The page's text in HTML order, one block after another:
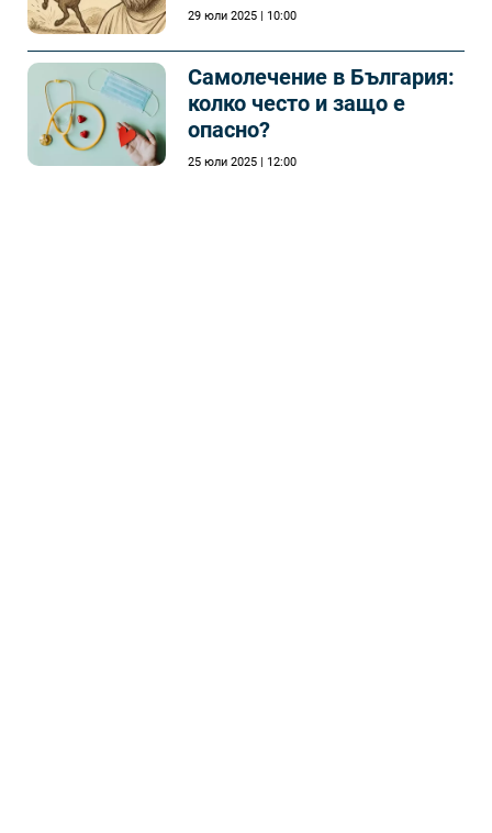
29 юли 2025 | 10:00
Самолечeние в България:
колко често и защо е
опасно?
25 юли 2025 | 12:00